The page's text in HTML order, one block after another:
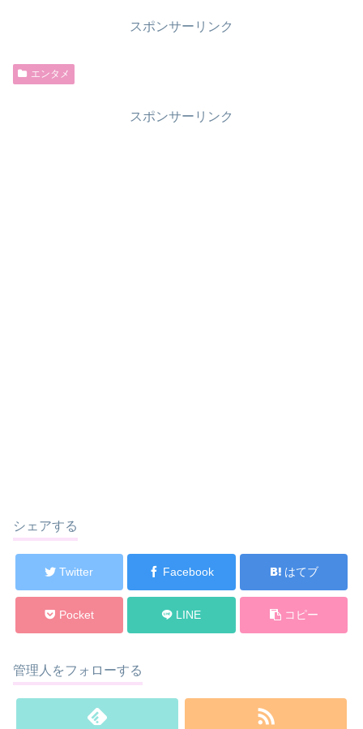
スポンサーリンク
エンタメ
スポンサーリンク
シェアする
Twitter Facebook はてブ
Pocket LINE コピー
管理人をフォローする